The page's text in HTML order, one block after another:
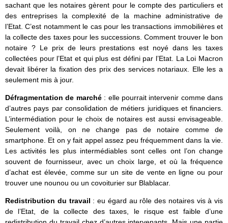
sachant que les notaires gèrent pour le compte des particuliers et
des entreprises la complexité de la machine administrative de
l’Etat. C’est notamment le cas pour les transactions immobilières et
la collecte des taxes pour les successions. Comment trouver le bon
notaire ? Le prix de leurs prestations est noyé dans les taxes
collectées pour l’Etat et qui plus est défini par l’Etat. La Loi Macron
devait libérer la fixation des prix des services notariaux. Elle les a
seulement mis à jour.
Défragmentation de marché : elle pourrait intervenir comme dans
d’autres pays par consolidation de métiers juridiques et financiers.
L’intermédiation pour le choix de notaires est aussi envisageable.
Seulement voilà, on ne change pas de notaire comme de
smartphone. Et on y fait appel assez peu fréquemment dans la vie.
Les activités les plus intermédiables sont celles ont l’on change
souvent de fournisseur, avec un choix large, et où la fréquence
d’achat est élevée, comme sur un site de vente en ligne ou pour
trouver une nounou ou un covoiturier sur Blablacar.
Redistribution du travail : eu égard au rôle des notaires vis à vis
de l’Etat, de la collecte des taxes, le risque est faible d’une